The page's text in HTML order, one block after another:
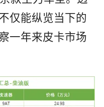
仅能纵览当下的
一年来皮卡市场